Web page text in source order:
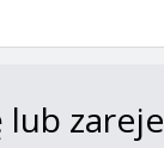
lub